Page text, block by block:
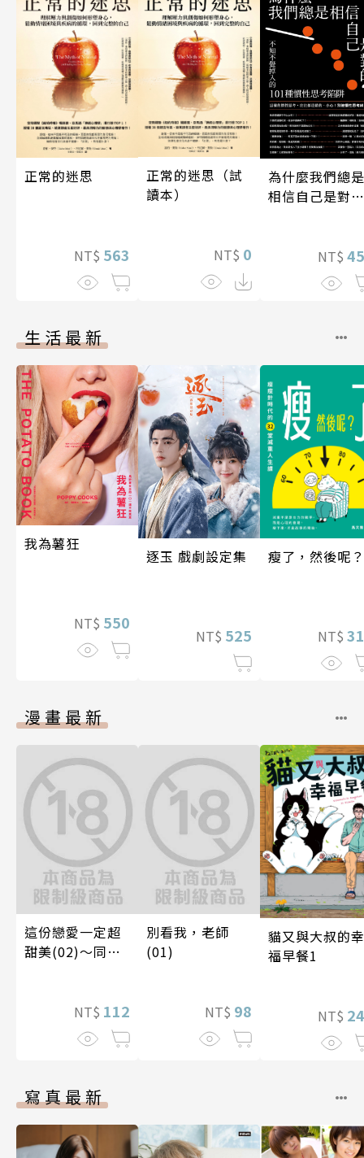
正常的迷思
NT$ 563
正常的迷思（試
讀本）
NT$ 0
為什麼我們總是
相信自己是對
NT$
生活最新
我為薯狂
NT$ 550
逐玉 戲劇設定集
NT$ 525
瘦了，然後呢？
NT$
漫畫最新
這份戀愛一定超
甜美(02)～同居
NT$ 112
別看我，老師
(01)
NT$ 98
貓又與大叔的幸
福早餐1
NT$
寫真最新